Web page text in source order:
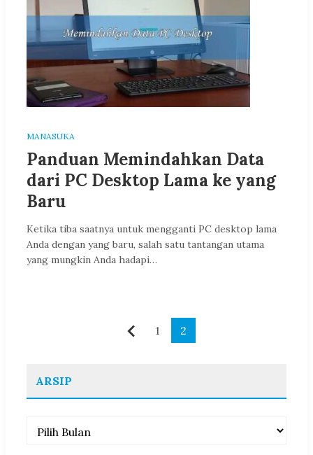
MANASUKA
Panduan Memindahkan Data
dari PC Desktop Lama ke yang
Baru
Ketika tiba saatnya untuk mengganti PC desktop lama
Anda dengan yang baru, salah satu tantangan utama
yang mungkin Anda hadapi…
Sebelumnya
1 2
ARSIP
Arsip